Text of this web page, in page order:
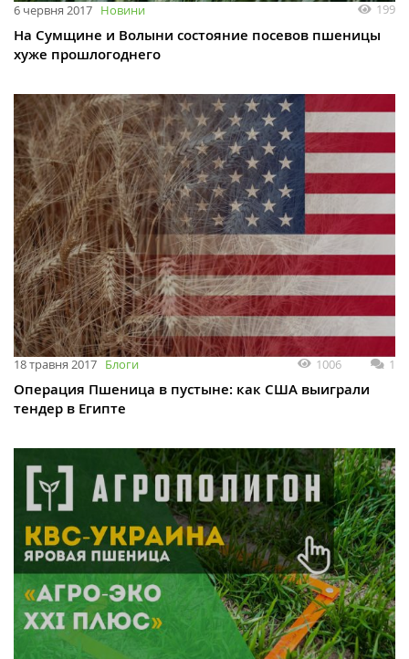
6 червня 2017 Новини 199
На Сумщине и Волыни состояние посевов пшеницы
хуже прошлогоднего
18 травня 2017 Блоги 1006 1
Операция Пшеница в пустыне: как США выиграли
тендер в Египте